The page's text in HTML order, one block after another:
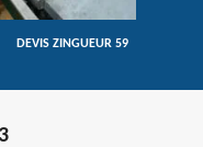
DEVIS ZINGUEUR 59